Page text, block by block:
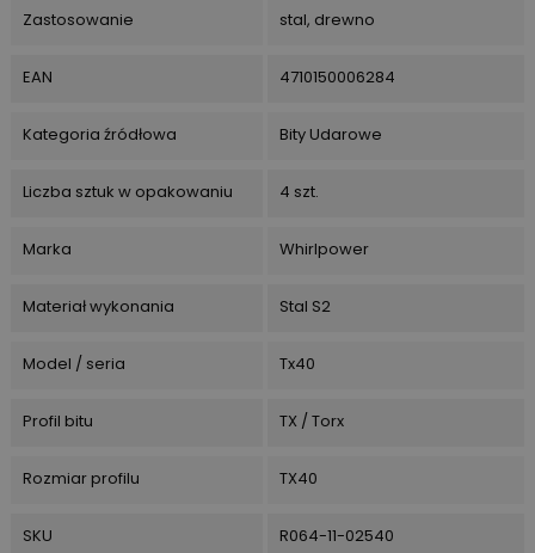
Zastosowanie stal, drewno
EAN 4710150006284
Kategoria źródłowa Bity Udarowe
Liczba sztuk w opakowaniu 4 szt.
Marka Whirlpower
Materiał wykonania Stal S2
Model / seria Tx40
Profil bitu TX / Torx
Rozmiar profilu TX40
SKU R064-11-02540